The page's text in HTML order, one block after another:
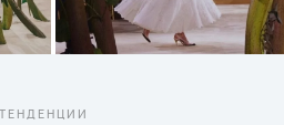
ТЕНДЕНЦИИ